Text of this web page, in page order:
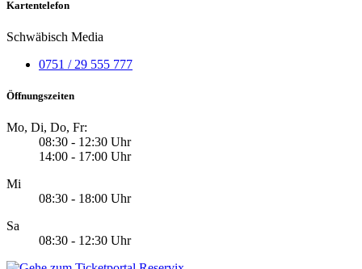
Kartentelefon
Schwäbisch Media
0751 / 29 555 777
Öffnungszeiten
Mo, Di, Do, Fr:
08:30 - 12:30 Uhr
14:00 - 17:00 Uhr
Mi
08:30 - 18:00 Uhr
Sa
08:30 - 12:30 Uhr